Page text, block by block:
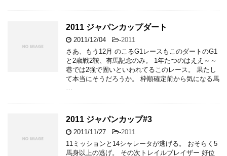
2011 ジャパンカップダート
2011/12/04 -2011
さあ、もう12月 のこるG1レースもこのダートのG1
と2歳戦2鞍、有馬記念のみ。 1年たつのはええ～～
巷では2強で固いといわれてるこのレース。 果たし
て本当にそうだろうか。 枠順確定前から気になる馬
2011 ジャパンカップ#3
2011/11/27 -2011
11ミッションと14シャレータが逃げる。 おそらく5
馬身以上の逃げ。 その次トレイルブレイザー 好位